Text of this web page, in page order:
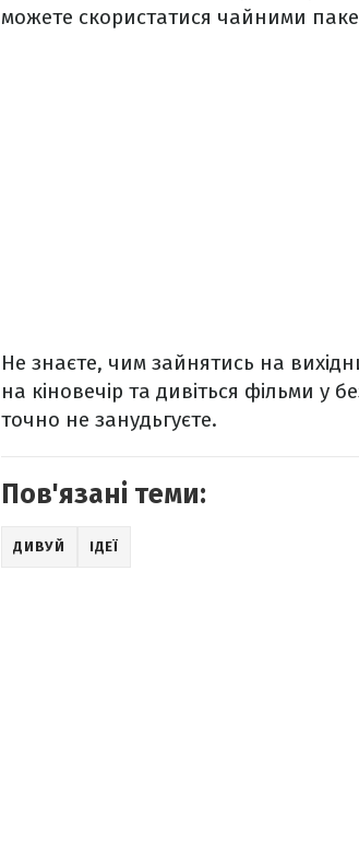
можете скористатися чайними
Не знаєте, чим зайнятись на
на кіновечір та дивіться фільми у
точно не занудьгуєте.
Пов'язані теми:
ДИВУЙ ІДЕЇ